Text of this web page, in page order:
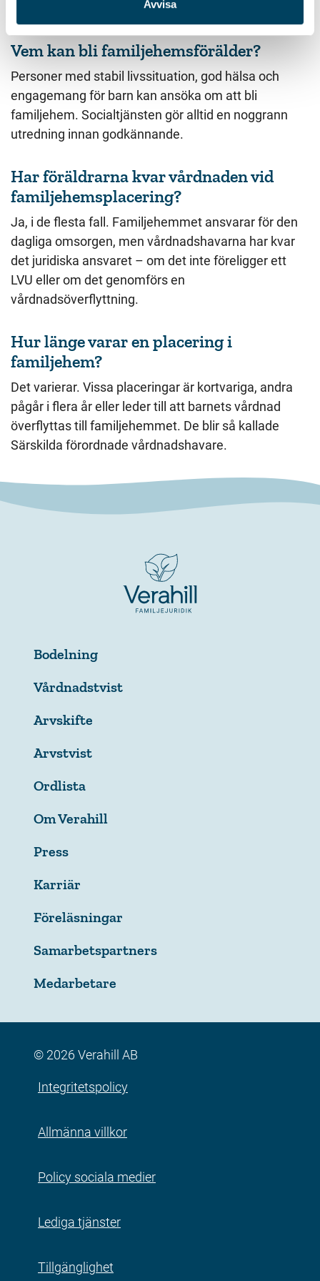
Avvisa
Vem kan bli familjehemsförälder?
Personer med stabil livssituation, god hälsa och
engagemang för barn kan ansöka om att bli
familjehem. Socialtjänsten gör alltid en noggrann
utredning innan godkännande.
Har föräldrarna kvar vårdnaden vid
familjehemsplacering?
Ja, i de flesta fall. Familjehemmet ansvarar för den
dagliga omsorgen, men vårdnadshavarna har kvar
det juridiska ansvaret – om det inte föreligger ett
LVU eller om det genomförs en
vårdnadsöverflyttning.
Hur länge varar en placering i
familjehem?
Det varierar. Vissa placeringar är kortvariga, andra
pågår i flera år eller leder till att barnets vårdnad
överflyttas till familjehemmet. De blir så kallade
Särskilda förordnade vårdnadshavare.
Bodelning
Vårdnadstvist
Arvskifte
Arvstvist
Ordlista
Om Verahill
Press
Karriär
Föreläsningar
Samarbetspartners
Medarbetare
© 2026 Verahill AB
Integritetspolicy
Allmänna villkor
Policy sociala medier
Lediga tjänster
Tillgänglighet